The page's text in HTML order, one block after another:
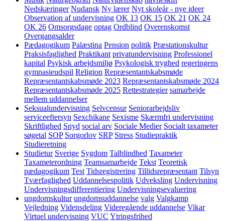
Nedskæringer Nudansk Ny lærer Nyt skoleår - nye ideer
Observation af undervisning OK 13 OK 15 OK 21 OK 24
OK 26 Omsorgsdage optag Ordblind Overenskomst
Overgangsalder
Pædagogikum Palæstina Pension politik Præstationskultur
Praksisfaglighed Praktikant privatundervisning Professionel
kapital Psykisk arbejdsmiljø Psykologisk tryghed regeringens
gymnasieudspil Religion Repræsentantskabsmøde
Repræsentantskabsmøde 2023 Repræsentantskabsmøde 2024
Repræsentantskabsmøde 2025 Rettestrategier samarbejde
mellem uddannelser
Seksualundervisning Selvcensur Seniorarbejdsliv
serviceeftersyn Sexchikane Sexisme Skærmfri undervisning
Skriftlighed Snyd social arv Sociale Medier Socialt taxameter
søgetal SOP Sorgorlov SRP Stress Studiepraktik
Studieretning
Studietur Sverige Sygdom Talblindhed Taxameter
Taxameterordning Teamsamarbejde Tekst Teoretisk
pædagogikum Test Tidsregistrering Tillidsrepræsentant Tilsyn
Tværfaglighed Uddannelsespolitik Udveksling Undervisning
Undervisningsdifferentiering Undervisningsevaluering
ungdomskultur ungdomsuddannelse valg Valgkamp
Vejledning Vidensdeling Videregående uddannelse Vikar
Virtuel undervisning VUC Ytringsfrihed